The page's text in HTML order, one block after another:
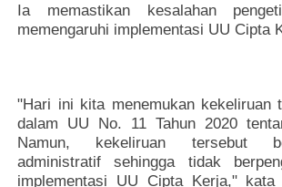
Ia memastikan kesalahan
memengaruhi implementasi UU Cipta
"Hari ini kita menemukan kekeliruan
dalam UU No. 11 Tahun 2020
Namun, kekeliruan tersebut
administratif sehingga tidak
implementasi UU Cipta Kerja," kata